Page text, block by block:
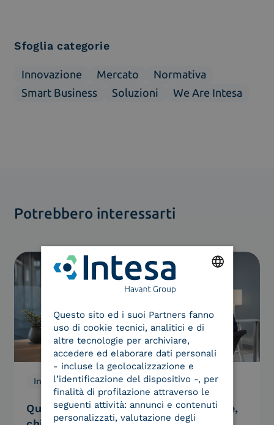
Sfoglia categorie
Innovazione Mercato
Normativa
Smart Business
Soluzioni We Are Intesa
Potrebbero interessarti
Innovazione, We Are Intesa 29.07.2026
Quando ad operare sarà il tuo agente,
ITALIAN
Questo sito ed i suoi Partners fanno
uso di cookie tecnici, analitici e di
altre tecnologie per archiviare,
accedere ed elaborare dati personali
- incluse la geolocalizzazione e
l’identificazione del dispositivo -, per
finalità di profilazione attraverso le
seguenti attività: annunci e contenuti
personalizzati, valutazione degli